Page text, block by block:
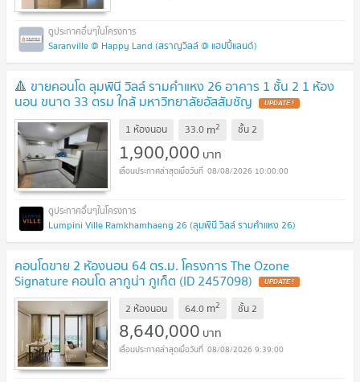
Saranville @ Happy Land (สราญวิลล์ @ แฮปปี้แลนด์)
🔺 ขายคอนโด ลุมพินี วิลล์ รามคำแหง 26 อาคาร 1 ชั้น 2 1 ห้อง
นอน ขนาด 33 ตรม ใกล้ มหาวิทยาลัยอัสสัมชัญ
1 ห้องนอน 33.0 m2 ชั้น2
1,900,000 บาท
08/08/2026 10:00:00
Lumpini Ville Ramkhamhaeng 26 (ลุมพินี วิลล์ รามคำแหง 26)
คอนโดขาย 2 ห้องนอน 64 ตร.ม. โครงการ The Ozone
Signature คอนโด ลากูน่า ภูเก็ต (ID 2457098)
2 ห้องนอน 64.0 m2 ชั้น2
8,640,000 บาท
08/08/2026 9:39:00